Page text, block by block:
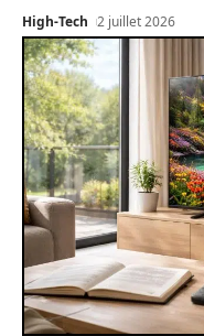
High-Tech 2 juillet 2026